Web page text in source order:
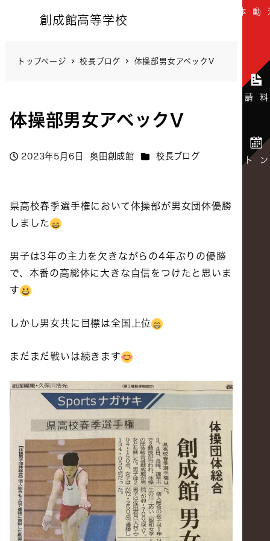
創成館高等学校
トップページ 校長ブログ 体操部男女アベックV
体操部男女アベックV
投稿日
2023年5月6日
著
奥田創成館 カテゴリー
校長ブログ
県高校春季選手権において体操部が男女団体優勝
しました
男子は3年の主力を欠きながらの4年ぶりの優勝
で、本番の高総体に大きな自信をつけたと思いま
す
しかし男女共に目標は全国上位
まだまだ戦いは続きます